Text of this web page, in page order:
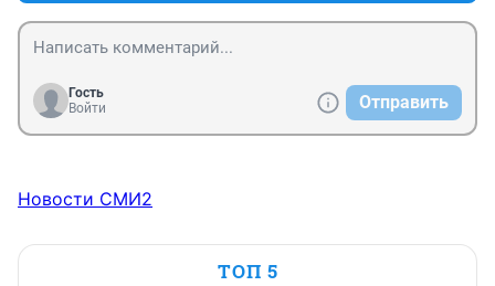
Гость
Войти
Отправить
Новости СМИ2
ТОП 5